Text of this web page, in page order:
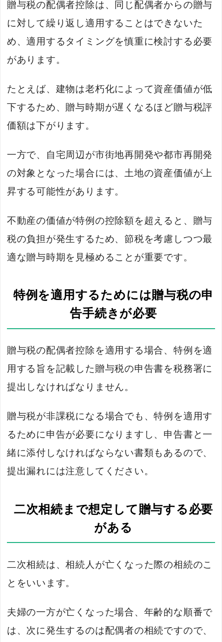
贈与税の配偶者控除は、同じ配偶者からの贈与
に対して繰り返し適用することはできないた
め、適用するタイミングを慎重に検討する必要
があります。
たとえば、建物は老朽化によって資産価値が低
下するため、贈与時期が遅くなるほど贈与税評
価額は下がります。
一方で、自宅周辺が市街地再開発や都市再開発
の対象となった場合には、土地の資産価値が上
昇する可能性があります。
不動産の価値が特例の控除額を超えると、贈与
税の負担が発生するため、節税を考慮しつつ最
適な贈与時期を見極めることが重要です。
特例を適用するためには贈与税の申
告手続きが必要
贈与税の配偶者控除を適用する場合、特例を適
用する旨を記載した贈与税の申告書を税務署に
提出しなければなりません。
贈与税が非課税になる場合でも、特例を適用す
るために申告が必要になりますし、申告書と一
緒に添付しなければならない書類もあるので、
提出漏れには注意してください。
二次相続まで想定して贈与する必要
がある
二次相続は、相続人が亡くなった際の相続のこ
とをいいます。
夫婦の一方が亡くなった場合、年齢的な順番で
は、次に発生するのは配偶者の相続ですので、